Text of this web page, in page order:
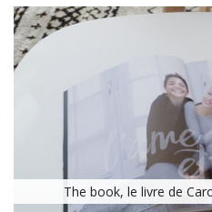
The book, le livre de